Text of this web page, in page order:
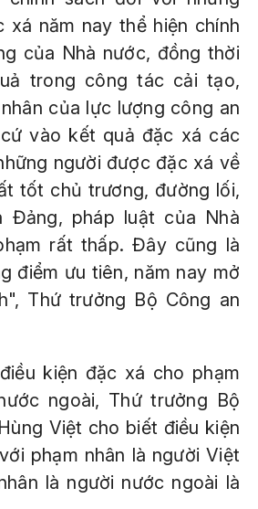
xá năm nay thể hiện chính
của Nhà nước, đồng thời
trong công tác cải tạo,
của lực lượng công an
vào kết quả đặc xá các
người được đặc xá về
tốt chủ trương, đường lối,
Đảng, pháp luật của Nhà
rất thấp. Đây cũng là
điểm ưu tiên, năm nay mở
Thứ trưởng Bộ Công an
kiện đặc xá cho phạm
ngoài, Thứ trưởng Bộ
Việt cho biết điều kiện
phạm nhân là người Việt
là người nước ngoài là